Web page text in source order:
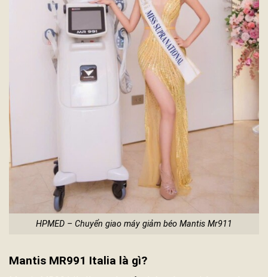
HPMED – Chuyển giao máy giảm béo Mantis Mr911
Mantis MR991 Italia là gì?